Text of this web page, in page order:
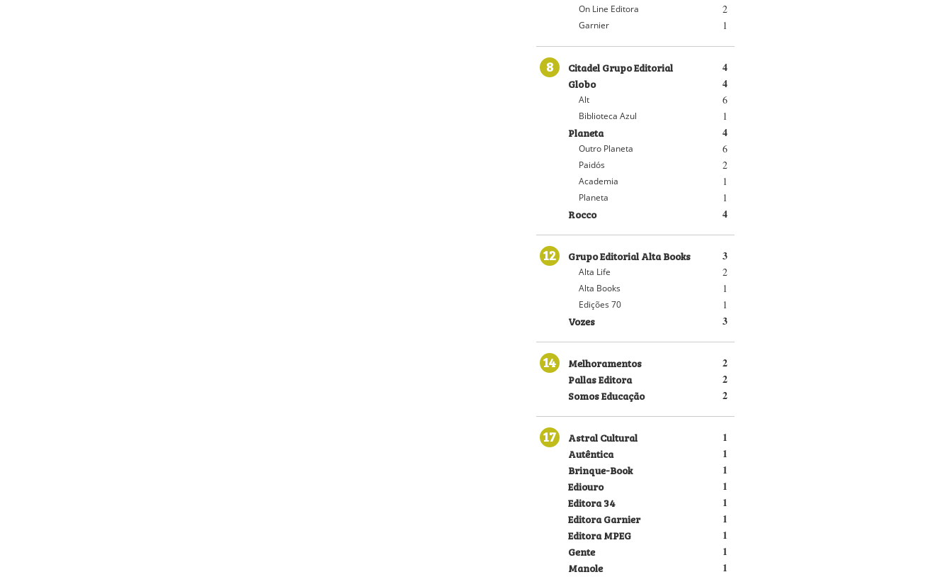
2
On Line Editora
1
Garnier
8 4
Citadel Grupo Editorial
4
Globo
6
Alt
1
Biblioteca Azul
4
Planeta
6
Outro Planeta
2
Paidós
1
Academia
1
Planeta
4
Rocco
12 3
Grupo Editorial Alta Books
2
Alta Life
1
Alta Books
1
Edições 70
3
Vozes
14 2
Melhoramentos
2
Pallas Editora
2
Somos Educação
17 1
Astral Cultural
1
Autêntica
1
Brinque-Book
1
Ediouro
1
Editora 34
1
Editora Garnier
1
Editora MPEG
1
Gente
1
Manole